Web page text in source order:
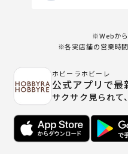
※Webから
※各実店舗の営業時
ホビーラホビーレ
公式アプリで最
サクサク見られ